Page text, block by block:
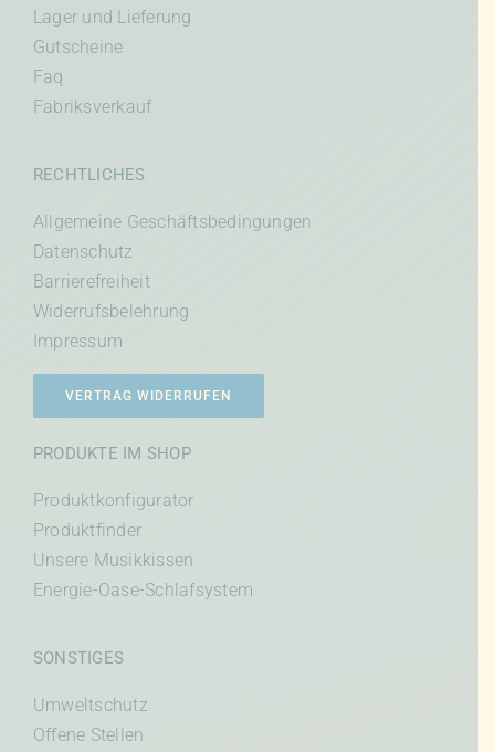
Lager und Lieferung
Gutscheine
Faq
Fabriksverkauf
RECHTLICHES
Allgemeine Geschäftsbedingungen
Datenschutz
Barrierefreiheit
Widerrufsbelehrung
Impressum
VERTRAG WIDERRUFEN
PRODUKTE IM SHOP
Produktkonfigurator
Produktfinder
Unsere Musikkissen
Energie-Oase-Schlafsystem
SONSTIGES
Umweltschutz
Offene Stellen